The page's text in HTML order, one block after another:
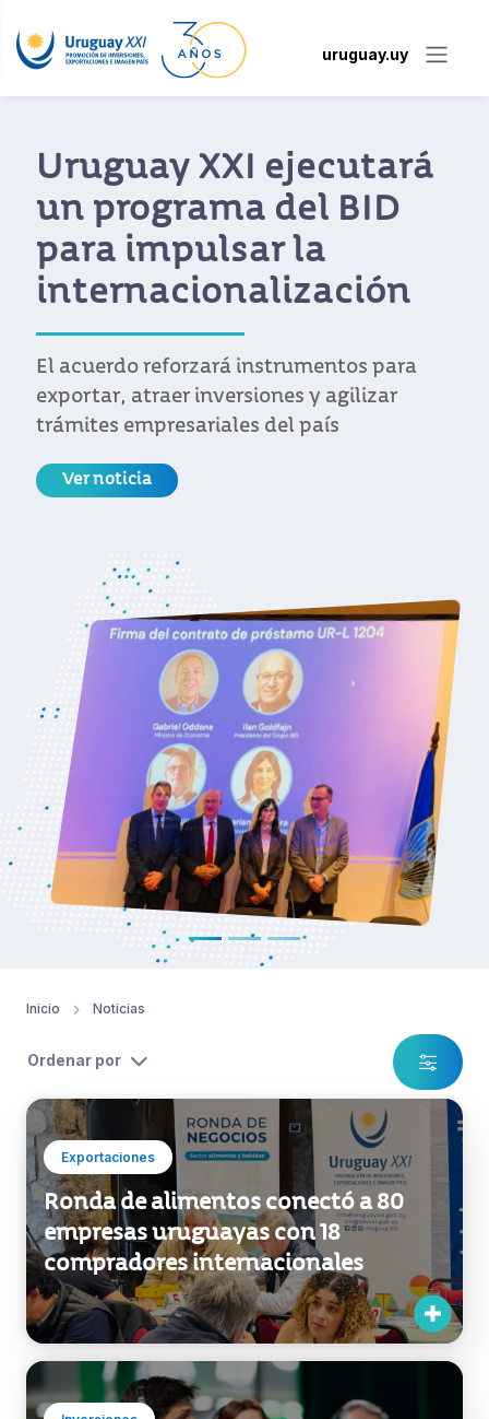
uruguay.uy
Nuevo portal facilita a
empresas uruguayas
acceso a los beneficios
del acuerdo Unión
Europea-Mercosur
Desarrollado por Uruguay XXI, el sitio
permite consultar aranceles, reglas de
origen, cuotas y requisitos para exportar a
la Unión Europea
Ordenar por
Exportaciones
Ronda de alimentos conectó a 80
empresas uruguayas con 18
compradores internacionales